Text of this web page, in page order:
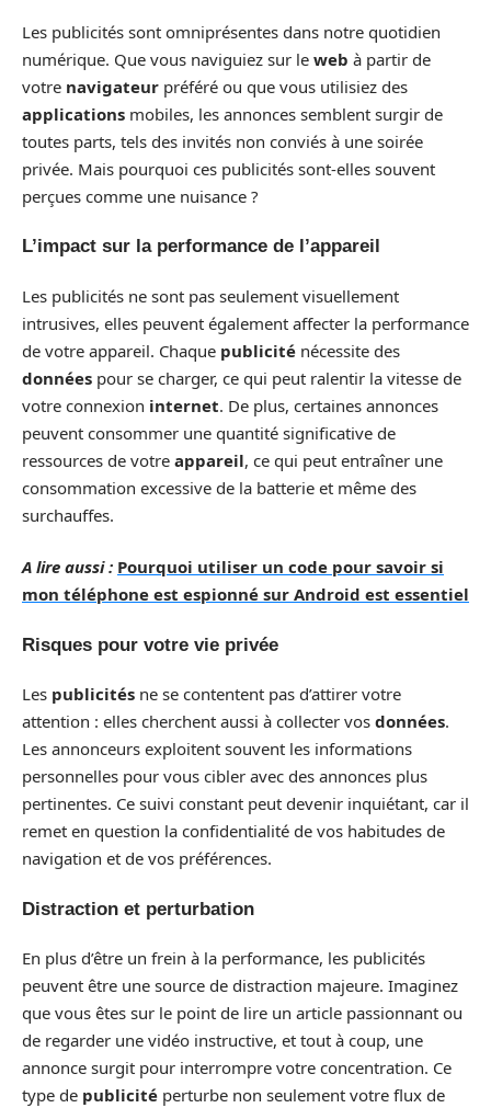
Les publicités sont omniprésentes dans notre quotidien
numérique. Que vous naviguiez sur le web à partir de
votre navigateur préféré ou que vous utilisiez des
applications mobiles, les annonces semblent surgir de
toutes parts, tels des invités non conviés à une soirée
privée. Mais pourquoi ces publicités sont-elles souvent
perçues comme une nuisance ?
L’impact sur la performance de l’appareil
Les publicités ne sont pas seulement visuellement
intrusives, elles peuvent également affecter la performance
de votre appareil. Chaque publicité nécessite des
données pour se charger, ce qui peut ralentir la vitesse de
votre connexion internet. De plus, certaines annonces
peuvent consommer une quantité significative de
ressources de votre appareil, ce qui peut entraîner une
consommation excessive de la batterie et même des
surchauffes.
A lire aussi : Pourquoi utiliser un code pour savoir si
mon téléphone est espionné sur Android est essentiel
Risques pour votre vie privée
Les publicités ne se contentent pas d’attirer votre
attention : elles cherchent aussi à collecter vos données.
Les annonceurs exploitent souvent les informations
personnelles pour vous cibler avec des annonces plus
pertinentes. Ce suivi constant peut devenir inquiétant, car il
remet en question la confidentialité de vos habitudes de
navigation et de vos préférences.
Distraction et perturbation
En plus d’être un frein à la performance, les publicités
peuvent être une source de distraction majeure. Imaginez
que vous êtes sur le point de lire un article passionnant ou
de regarder une vidéo instructive, et tout à coup, une
annonce surgit pour interrompre votre concentration. Ce
type de publicité perturbe non seulement votre flux de